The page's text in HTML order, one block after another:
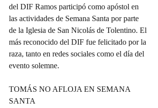
del DIF Ramos participó como apóstol en
las actividades de Semana Santa por parte
de la Iglesia de San Nicolás de Tolentino. El
más reconocido del DIF fue felicitado por la
raza, tanto en redes sociales como el día del
evento solemne.
TOMÁS NO AFLOJA EN SEMANA
SANTA